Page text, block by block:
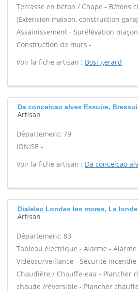
Terrasse en béton / Chape - Bétons
(Extension maison, construction
Assainissement - Surélévation
Construction de murs -
Voir la fiche artisan : Bosi gerard
Da conceicao alves Essuire,
Artisan
Département: 79
IONISE -
Voir la fiche artisan : Da conceicao
Dialelec Londes les mores, La
Artisan
Département: 83
Tableau électrique - Alarme -
Vidéosurveillance - Sécurité
Chaudière / Chauffe-eau - Plancher
chaude /réversible - Plancher